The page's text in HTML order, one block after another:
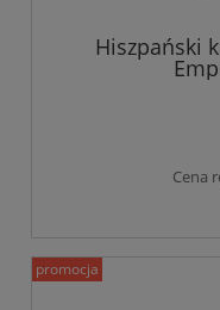
Hiszpański
Cena
promocja